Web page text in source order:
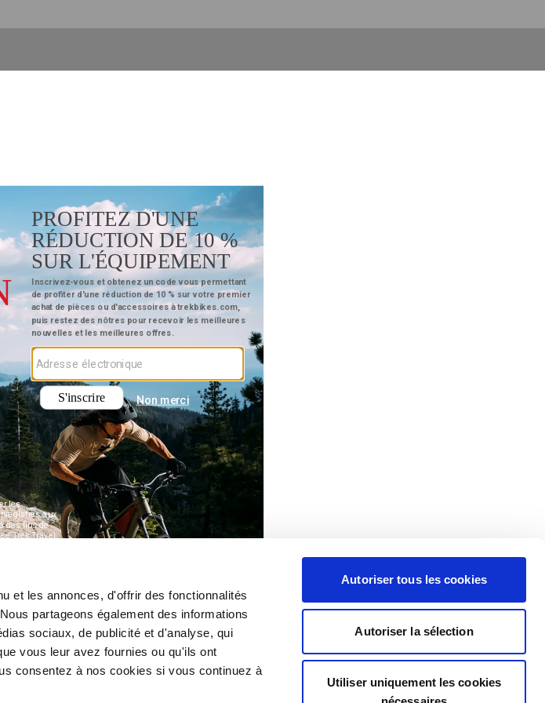
et les annonces, d'offrir des fonctionnalités
partageons également des informations
sociaux, de publicité et d'analyse, qui
vous leur avez fournies ou qu'ils ont
consentez à nos cookies si vous continuez à
Autoriser tous les cookies
Autoriser la sélection
Utiliser uniquement les cookies